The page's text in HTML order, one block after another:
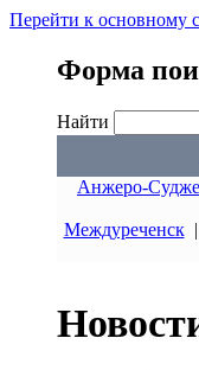
Перейти к основному
Форма
Найти
Анжеро-
Междуреченск|